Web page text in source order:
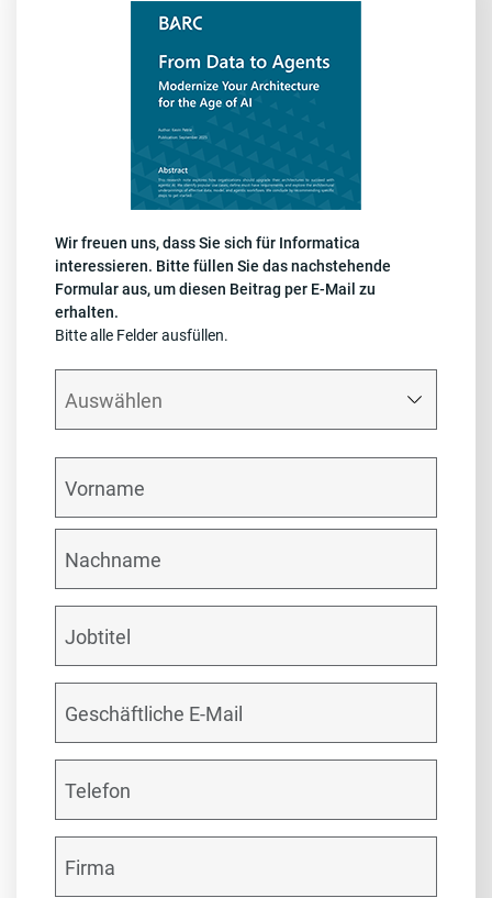
Wir freuen uns, dass Sie sich für Informatica
interessieren. Bitte füllen Sie das nachstehende
Formular aus, um diesen Beitrag per E-Mail zu
erhalten.
Bitte alle Felder ausfüllen.